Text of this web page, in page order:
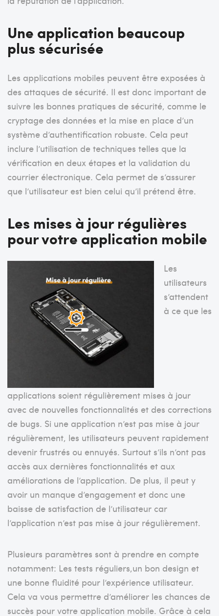
Une application beaucoup
plus sécurisée
Les applications mobiles peuvent être exposées à
des attaques de sécurité. Il est donc important de
suivre les bonnes pratiques de sécurité, comme le
cryptage des données et la mise en place d’un
système d’authentification robuste. Cela peut
inclure l’utilisation de techniques telles que la
vérification en deux étapes et la validation du
courrier électronique. Cela permet de s’assurer
que l’utilisateur est bien celui qu’il prétend être.
Les mises à jour régulières
pour votre application mobile
Les
utilisateurs
s’attendent
à ce que les
applications soient régulièrement mises à jour
avec de nouvelles fonctionnalités et des corrections
de bugs. Si une application n’est pas mise à jour
régulièrement, les utilisateurs peuvent rapidement
devenir frustrés ou ennuyés. Surtout s’ils n’ont pas
accès aux dernières fonctionnalités et aux
améliorations de l’application. De plus, il peut y
avoir un manque d’engagement et donc une
baisse de satisfaction de l’utilisateur car
l’application n’est pas mise à jour régulièrement.
Plusieurs paramètres sont à prendre en compte
notamment: Les tests réguliers,un bon design et
une bonne fluidité pour l’expérience utilisateur.
Cela va vous permettre d’améliorer les chances de
succès pour votre application mobile. Grâce à cela